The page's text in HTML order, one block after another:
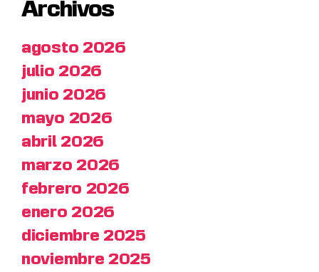
Archivos
agosto 2026
julio 2026
junio 2026
mayo 2026
abril 2026
marzo 2026
febrero 2026
enero 2026
diciembre 2025
noviembre 2025